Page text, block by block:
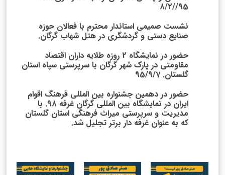
95//8/2
نشست صمیمی استاندار محترم با فعالان حوزه
صنایع دستی و گردشگری در هتل شهاب گرگان.
حضور در نمایشگاه 2 روزه طلایه داران اقتصاد
مقاومتی در پارک شهر گرگان با سرپرستی سپاه استان
گلستان. 95/9/7
حضور در دهمین جشنواره بین المللی فرهنگ اقوام
ایران در نمایشگاه بین المللی گرگان غرفه 98. با
مدیریت و سرپرستی میراث فرهنگی استان گلستان
که به عنوان غرفه دار برتر تجلیل شد.